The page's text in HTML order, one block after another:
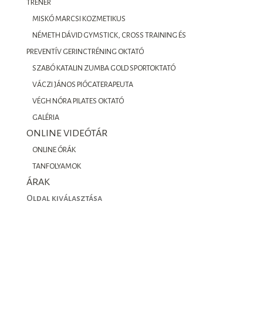
TRÉNER
MISKÓ MARCSI KOZMETIKUS
NÉMETH DÁVID GYMSTICK, CROSS TRAINING ÉS
PREVENTÍV GERINCTRÉNING OKTATÓ
SZABÓ KATALIN ZUMBA GOLD SPORTOKTATÓ
VÁCZI JÁNOS PIÓCATERAPEUTA
VÉGH NÓRA PILATES OKTATÓ
GALÉRIA
ONLINE VIDEÓTÁR
ONLINE ÓRÁK
TANFOLYAMOK
ÁRAK
Oldal kiválasztása